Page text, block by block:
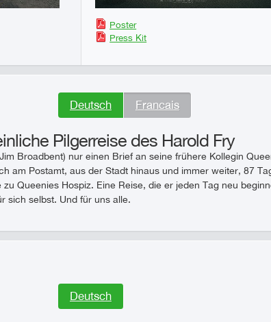
Poster
Press Kit
Deutsch Francais
Pilgerreise des Harold Fry
Broadbent) nur einen Brief an seine frühere Kollegin
am Postamt, aus der Stadt hinaus und immer weiter, 87
Queenies Hospiz. Eine Reise, die er jeden Tag neu
sich selbst. Und für uns alle.
Deutsch